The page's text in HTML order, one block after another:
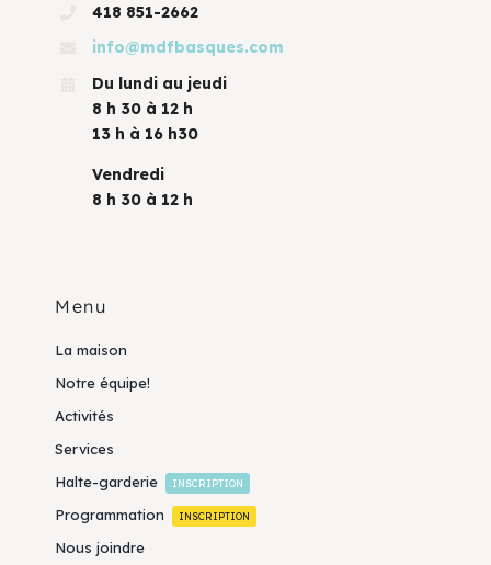
418 851-2662
info@mdfbasques.com
Du lundi au jeudi
8 h 30 à 12 h
13 h à 16 h30
Vendredi
8 h 30 à 12 h
Menu
La maison
Notre équipe!
Activités
Services
Halte-garderie
INSCRIPTION
Programmation INSCRIPTION
Nous joindre